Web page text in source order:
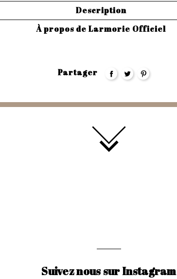
Description
À propos de Larmorie Officiel
Partager
Suivez nous sur Instagram